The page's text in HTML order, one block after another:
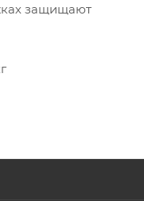
защищают